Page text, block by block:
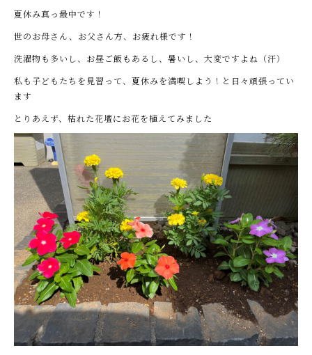
夏休み真っ最中です！
世のお母さん、お父さん方、お疲れ様です！
洗濯物も多いし、お昼ご飯もあるし、暑いし、大変ですよね（汗）
私も子どもたちを見習って、夏休みを満喫しよう！と日々頑張ってい
ます
とりあえず、枯れた花壇にお花を植えてみました